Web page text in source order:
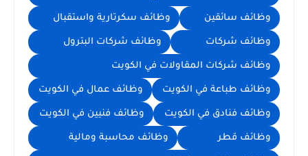
وظائف سائقين وظائف سكرتارية واستقبال
وظائف شركات وظائف شركات البترول
وظائف شركات المقاولات في الكويت
وظائف طباعة في الكويت وظائف عمال في الكويت
وظائف فنادق في الكويت وظائف فنيين في الكويت
وظائف قطر وظائف محاسبة ومالية